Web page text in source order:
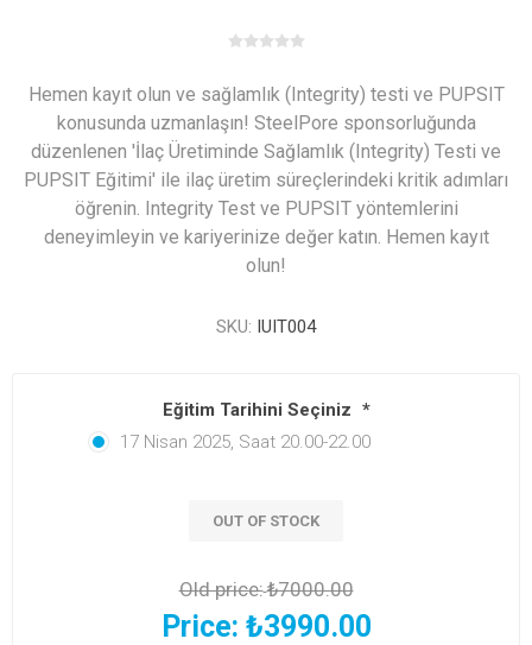
Hemen kayıt olun ve sağlamlık (Integrity) testi ve PUPSIT
konusunda uzmanlaşın! SteelPore sponsorluğunda
düzenlenen 'İlaç Üretiminde Sağlamlık (Integrity) Testi ve
PUPSIT Eğitimi' ile ilaç üretim süreçlerindeki kritik adımları
öğrenin. Integrity Test ve PUPSIT yöntemlerini
deneyimleyin ve kariyerinize değer katın. Hemen kayıt
olun!
SKU: IUIT004
Eğitim Tarihini Seçiniz *
17 Nisan 2025, Saat 20.00-22.00
OUT OF STOCK
Old price:₺7000.00
Price: ₺3990.00